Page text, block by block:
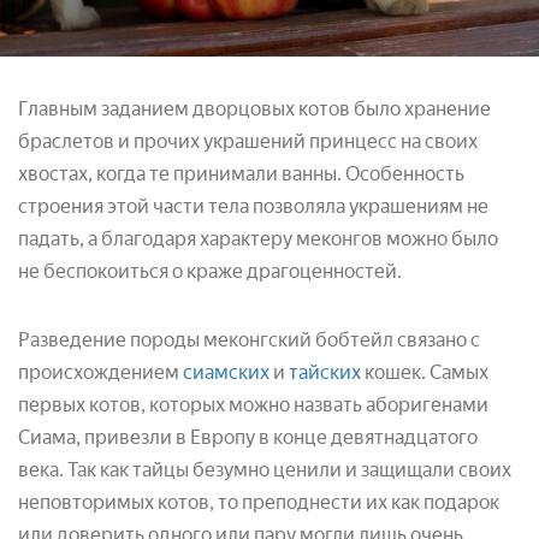
Главным заданием дворцовых котов было хранение
браслетов и прочих украшений принцесс на своих
хвостах, когда те принимали ванны. Особенность
строения этой части тела позволяла украшениям не
падать, а благодаря характеру меконгов можно было
не беспокоиться о краже драгоценностей.
Разведение породы меконгский бобтейл связано с
происхождением сиамских и тайских кошек. Самых
первых котов, которых можно назвать аборигенами
Сиама, привезли в Европу в конце девятнадцатого
века. Так как тайцы безумно ценили и защищали своих
неповторимых котов, то преподнести их как подарок